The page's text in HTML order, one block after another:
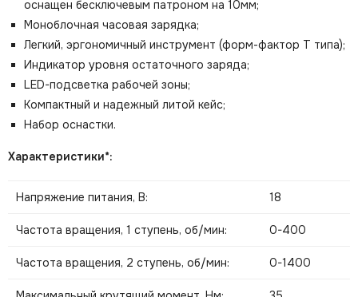
оснащен бесключевым патроном на 10мм;
Моноблочная часовая зарядка;
Легкий, эргономичный инструмент (форм-фактор Т типа);
Индикатор уровня остаточного заряда;
LED-подсветка рабочей зоны;
Компактный и надежный литой кейс;
Набор оснастки.
Характеристики*:
Напряжение питания, В: 18
Частота вращения, 1 ступень, об/мин: 0-400
Частота вращения, 2 ступень, об/мин: 0-1400